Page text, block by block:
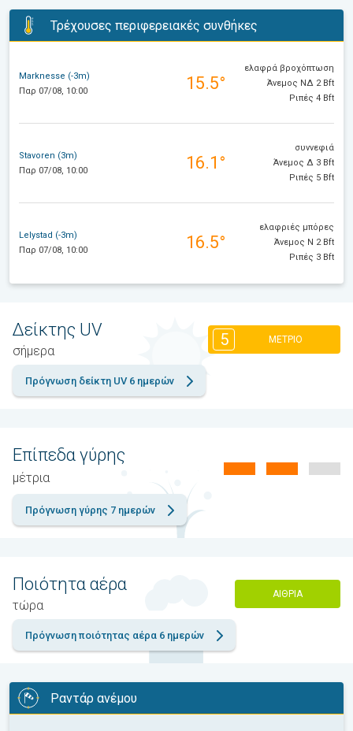
Τρέχουσες περιφερειακές συνθήκες
Marknesse (-3m)
Παρ 07/08, 10:00
15.5°
ελαφρά βροχόπτωση
Άνεμος ΝΔ 2 Bft
Ριπές 4 Bft
Stavoren (3m)
Παρ 07/08, 10:00
16.1°
συννεφιά
Άνεμος Δ 3 Bft
Ριπές 5 Bft
Lelystad (-3m)
Παρ 07/08, 10:00
16.5°
ελαφριές μπόρες
Άνεμος Ν 2 Bft
Ριπές 3 Bft
Δείκτης UV
σήμερα
5 ΜΈΤΡΙΟ
Πρόγνωση δείκτη UV 6 ημερών
Επίπεδα γύρης
μέτρια
Πρόγνωση γύρης 7 ημερών
Ποιότητα αέρα
τώρα
ΑΊΘΡΙΑ
Πρόγνωση ποιότητας αέρα 6 ημερών
Ραντάρ ανέμου